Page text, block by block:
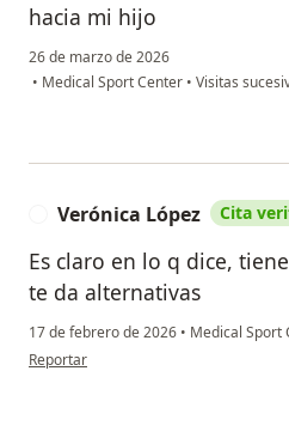
hacia mi hijo
26 de marzo de 2026
• Medical Sport Center • Visitas
Verónica López Cita
Es claro en lo q dice,
te da alternativas
17 de febrero de 2026 • Medical Sport
en opinión del usuario Verónica López
Reportar